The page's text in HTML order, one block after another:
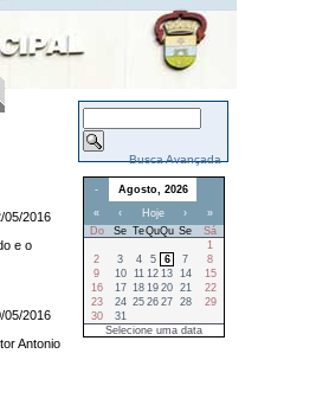
05/2016
e o
05/2016
Antonio
Busca Avançada
-
Agosto, 2026
«
‹ Hoje ›
»
Do
Se TeQuQu Se
Sá
1
2
3 4 5 6 7
8
9
10 11 12 13 14
15
16
17 18 19 20 21
22
23
24 25 26 27 28
29
30
31
Selecione uma data